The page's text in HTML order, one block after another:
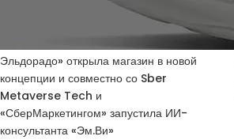
маршрутизаторы с поддержкой Wi-Fi 7:
TP-Link 7DR7270 и 7DR7290.
Эльдорадо» открыла магазин в новой
концепции и совместно со Sber
Metaverse Tech и
«СберМаркетингом» запустила ИИ-
консультанта «Эм.Ви»